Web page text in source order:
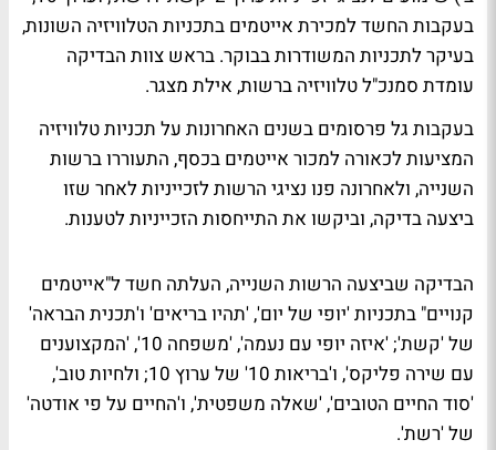
בעקבות החשד למכירת אייטמים בתכניות הטלוויזיה השונות,
בעיקר לתכניות המשודרות בבוקר. בראש צוות הבדיקה
עומדת סמנכ"ל טלוויזיה ברשות, אילת מצגר.
בעקבות גל פרסומים בשנים האחרונות על תכניות טלוויזיה
המציעות לכאורה למכור אייטמים בכסף, התעוררו ברשות
השנייה, ולאחרונה פנו נציגי הרשות לזכייניות לאחר שזו
ביצעה בדיקה, וביקשו את התייחסות הזכייניות לטענות.
הבדיקה שביצעה הרשות השנייה, העלתה חשד ל"אייטמים
קנויים" בתכניות 'יופי של יום', 'תהיו בריאים' ו'תכנית הבראה'
של 'קשת'; 'איזה יופי עם נעמה', 'משפחה 10', 'המקצוענים
עם שירה פליקס', ו'בריאות 10' של ערוץ 10; ולחיות טוב',
'סוד החיים הטובים', 'שאלה משפטית', ו'החיים על פי אודטה'
של 'רשת'.